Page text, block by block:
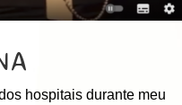
hospitais durante meu